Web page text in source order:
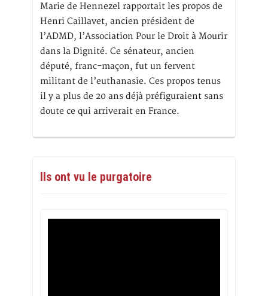
Marie de Hennezel rapportait les propos de
Henri Caillavet, ancien président de
l’ADMD, l’Association Pour le Droit à Mourir
dans la Dignité. Ce sénateur, ancien
député, franc-maçon, fut un fervent
militant de l’euthanasie. Ces propos tenus
il y a plus de 20 ans déjà préfiguraient sans
doute ce qui arriverait en France.
Ils ont vu le purgatoire